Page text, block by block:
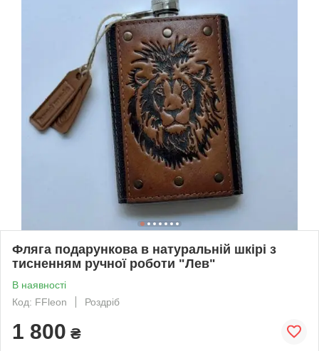
Фляга подарункова в натуральній шкірі з
тисненням ручної роботи "Лев"
В наявності
Код: FFleon
Роздріб
1 800 ₴